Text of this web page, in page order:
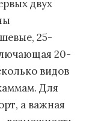
двух
25-
20-
видов
Для
а важная